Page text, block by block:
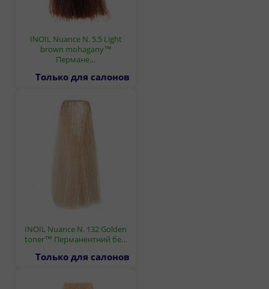
INOIL Nuance N. 5.5 Light
brown mohagany™
Пермане…
Только для салонов
INOIL Nuance N. 132 Golden
toner™ Перманентний бе…
Только для салонов